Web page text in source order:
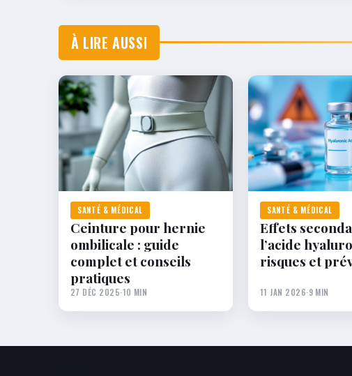
À LIRE AUSSI
SANTÉ & MÉDICAL
Ceinture pour hernie
ombilicale : guide
complet et conseils
pratiques
27 DÉC 2025·10 MIN
SANTÉ & MÉDICAL
Effets
l’acide
risques et
11 JAN 2026·9 MIN